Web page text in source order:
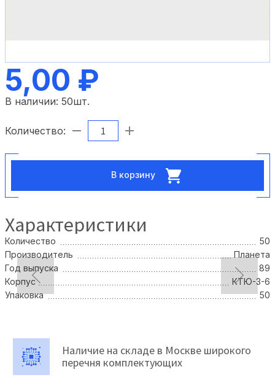
5,00 ₽
В наличии: 50шт.
Количество:
В корзину
Характеристики
Количество
50
Производитель
Планета
Год выпуска
89
Корпус
КТЮ-3-6
Упаковка
50
Наличие на складе в Москве широкого
перечня комплектующих